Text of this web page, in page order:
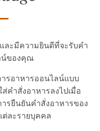
ละมีความยินดีที่จะรับคำ
น์ของคุณ
ารอาหารออนไลน์แบบ
คำสั่งอาหารลงไปเมื่อ
รยืนยันคำสั่งอาหารของ
ต่ละรายบุคคล